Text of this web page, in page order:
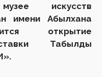
искусств
имени Абылхана
открытие
Табылды